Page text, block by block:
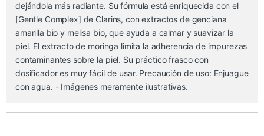
dejándola más radiante. Su fórmula está enriquecida con el
[Gentle Complex] de Clarins, con extractos de genciana
amarilla bio y melisa bio, que ayuda a calmar y suavizar la
piel. El extracto de moringa limita la adherencia de impurezas
contaminantes sobre la piel. Su práctico frasco con
dosificador es muy fácil de usar. Precaución de uso: Enjuague
con agua. - Imágenes meramente ilustrativas.